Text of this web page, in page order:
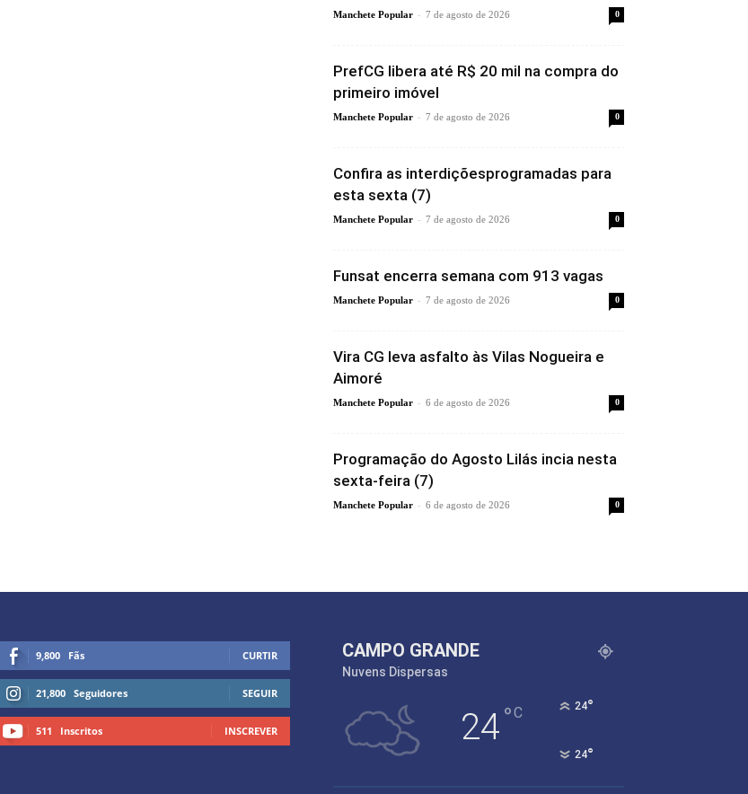
Manchete Popular - 7 de agosto de 2026 0
PrefCG libera até R$ 20 mil na compra do
primeiro imóvel
Manchete Popular - 7 de agosto de 2026 0
Confira as interdiçõesprogramadas para
esta sexta (7)
Manchete Popular - 7 de agosto de 2026 0
Funsat encerra semana com 913 vagas
Manchete Popular - 7 de agosto de 2026 0
Vira CG leva asfalto às Vilas Nogueira e
Aimoré
Manchete Popular - 6 de agosto de 2026 0
Programação do Agosto Lilás incia nesta
sexta-feira (7)
Manchete Popular - 6 de agosto de 2026 0
9,800 Fãs CURTIR
21,800 Seguidores SEGUIR
511 Inscritos INSCREVER
CAMPO GRANDE
Nuvens Dispersas
24°C 24°
24°